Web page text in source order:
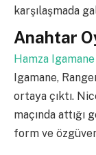
karşılaşmada
Anahtar
Hamza Igamane
Igamane,
ortaya çıktı.
maçında attığı
form ve